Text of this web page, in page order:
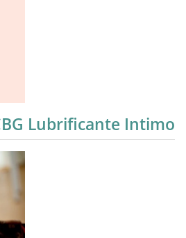
Lubrificante Intimo